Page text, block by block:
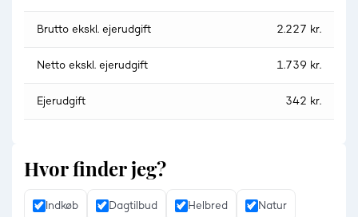
Brutto ekskl. ejerudgift 2.227 kr.
Netto ekskl. ejerudgift 1.739 kr.
Ejerudgift 342 kr.
Hvor finder jeg?
Indkøb Dagtilbud Helbred Natur